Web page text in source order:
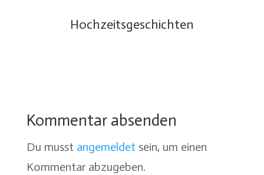
Hochzeitsgeschichten
Kommentar absenden
Du musst angemeldet sein, um einen
Kommentar abzugeben.